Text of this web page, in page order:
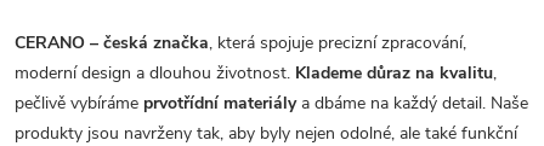
CERANO – česká značka, která spojuje precizní zpracování,
moderní design a dlouhou životnost. Klademe důraz na kvalitu,
pečlivě vybíráme prvotřídní materiálya dbáme na každý detail. Naše
produkty jsou navrženy tak, aby byly nejen odolné, ale také funkční